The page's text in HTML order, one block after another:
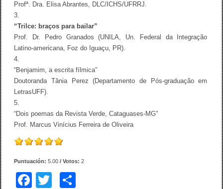
Profª. Dra. Elisa Abrantes, DLC/ICHS/UFRRJ.
3.
“Trilce: braços para bailar”
Prof. Dr. Pedro Granados (UNILA, Un. Federal da Integração
Latino-americana, Foz do Iguaçu, PR).
4.
“Benjamim, a escrita fílmica”
Doutoranda Tânia Perez (Departamento de Pós-graduação em
LetrasUFF).
5.
“Dois poemas da Revista Verde, Cataguases-MG”
Prof. Marcus Vinícius Ferreira de Oliveira
Puntuación:5.00 / Votos:2
F